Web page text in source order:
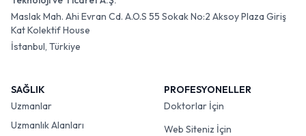
Maslak Mah. Ahi Evran Cd. A.O.S 55 Sokak No:2 Aksoy Plaza Giriş
Kat Kolektif House
İstanbul, Türkiye
SAĞLIK
Uzmanlar
Uzmanlık Alanları
PROFESYONELLER
Doktorlar İçin
Web Siteniz İçin